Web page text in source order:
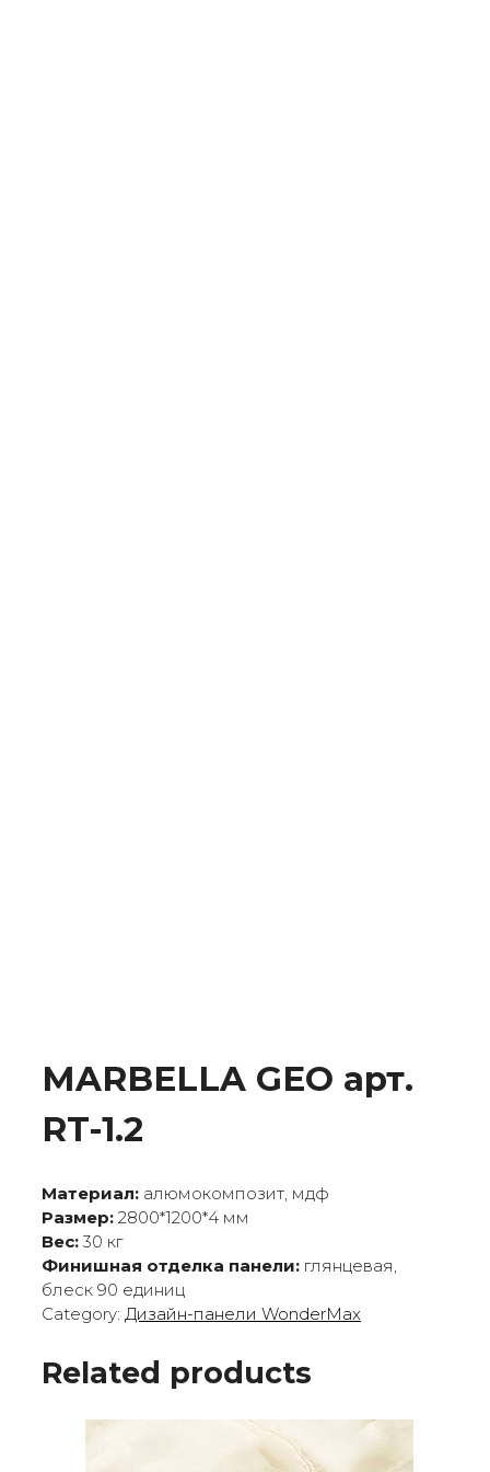
MARBELLA GEO арт.
RT-1.2
Материал: алюмокомпозит, мдф
Размер: 2800*1200*4 мм
Вес: 30 кг
Финишная отделка панели: глянцевая,
блеск 90 единиц
Category: Дизайн-панели WonderMax
Related products